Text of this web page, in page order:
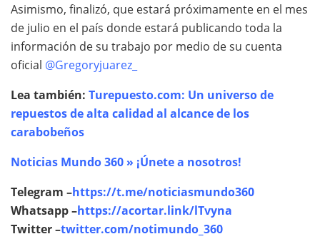
Asimismo, finalizó, que estará próximamente en el mes
de julio en el país donde estará publicando toda la
información de su trabajo por medio de su cuenta
oficial @Gregoryjuarez_
Lea también: Turepuesto.com: Un universo de
repuestos de alta calidad al alcance de los
carabobeños
Noticias Mundo 360 » ¡Únete a nosotros!
Telegram –https://t.me/noticiasmundo360
Whatsapp –https://acortar.link/lTvyna
Twitter –twitter.com/notimundo_360